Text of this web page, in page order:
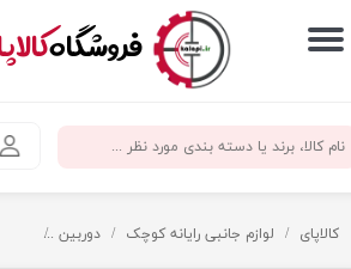
​فروشگاه
حساب کاربری من
سفارشات
کالاپای لوازم جانبی رایانه کوچک دوربین